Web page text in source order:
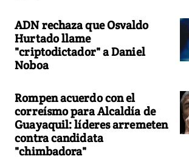
ADN rechaza que Osvaldo
Hurtado llame
"criptodictador" a Daniel
Noboa
Rompen acuerdo con el
correísmo para Alcaldía de
Guayaquil: líderes arremeten
contra candidata
"chimbadora"